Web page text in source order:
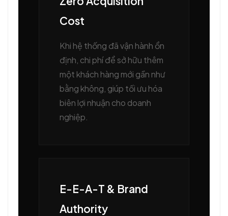
Cost
Khi hệ thống đã vận hành ổn
định, chi phí để sở hữu thêm
một khách hàng mới gần như
bằng không, giúp tối ưu hóa
biên lợi nhuận cho doanh
nghiệp.
E-E-A-T & Brand
Authority